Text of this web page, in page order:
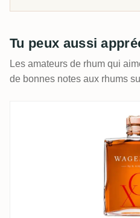
colonne, et discrètement
indépendants.
Tu peux aussi
Les amateurs de rhum qui
de bonnes notes aux rhums
N. Kröger